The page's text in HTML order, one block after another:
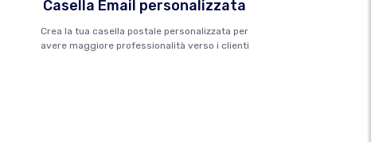
Casella Email personalizzata
Crea la tua casella postale personalizzata per
avere maggiore professionalità verso i clienti